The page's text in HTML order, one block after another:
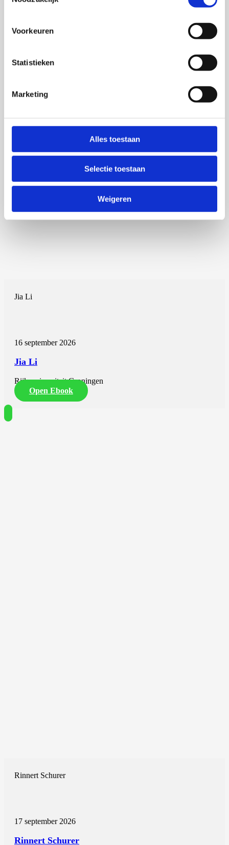
Voorkeuren
Statistieken
Marketing
Alles toestaan
Selectie toestaan
Weigeren
Jia Li
16 september 2026
Jia Li
Rijksuniversiteit Groningen
Open Ebook
Rinnert Schurer
17 september 2026
Rinnert Schurer